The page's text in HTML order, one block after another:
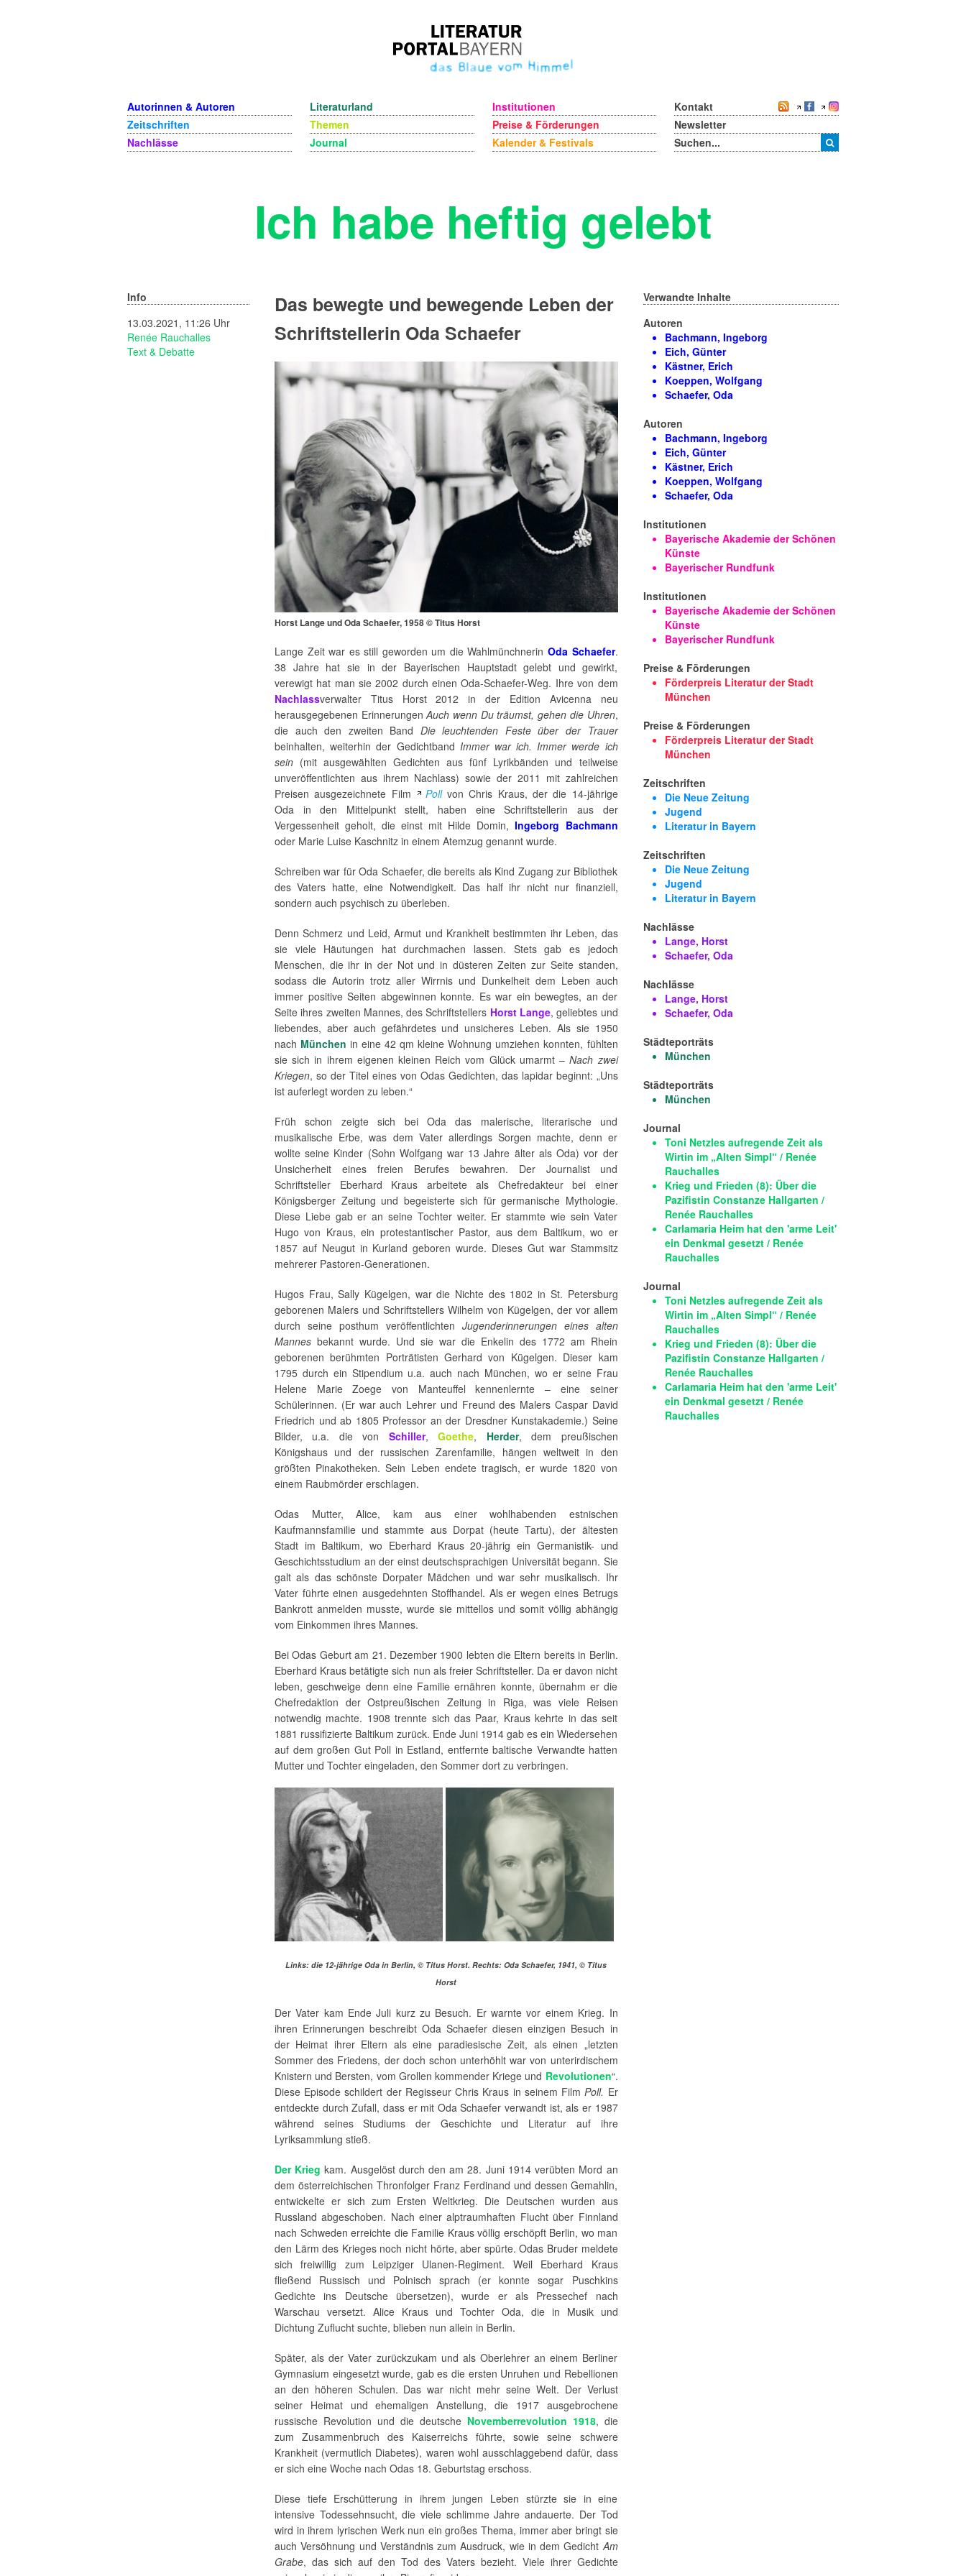
Autorinnen & Autoren
Zeitschriften
Nachlässe
Literaturland
Themen
Journal
Institutionen
Preise & Förderungen
Kalender & Festivals
Kontakt
Newsletter
Ich habe heftig gelebt
Info
13.03.2021, 11:26 Uhr
Renée Rauchalles
Text & Debatte
Das bewegte und bewegende Leben der
Schriftstellerin Oda Schaefer
Horst Lange und Oda Schaefer, 1958 © Titus Horst
Lange Zeit war es still geworden um die Wahlmünchnerin Oda Schaefer.
38 Jahre hat sie in der Bayerischen Hauptstadt gelebt und gewirkt,
verewigt hat man sie 2002 durch einen Oda-Schaefer-Weg. Ihre von dem
Nachlassverwalter Titus Horst 2012 in der Edition Avicenna neu
herausgegebenen ErinnerungenAuch wenn Du träumst, gehen die Uhren,
die auch den zweiten Band Die leuchtenden Feste über der Trauer
beinhalten, weiterhin der Gedichtband Immer war ich. Immer werde ich
sein (mit ausgewählten Gedichten aus fünf Lyrikbänden und teilweise
unveröffentlichten aus ihrem Nachlass) sowie der 2011 mit zahlreichen
Preisen ausgezeichnete Film
Poll von Chris Kraus, der die 14-jährige
Oda in den Mittelpunkt stellt, haben eine Schriftstellerin aus der
Vergessenheit geholt, die einst mit Hilde Domin,Ingeborg Bachmann
oder Marie Luise Kaschnitz in einem Atemzug genannt wurde.
Schreiben war für Oda Schaefer, die bereits als Kind Zugang zur Bibliothek
des Vaters hatte, eine Notwendigkeit. Das half ihr nicht nur finanziell,
sondern auch psychisch zu überleben.
Denn Schmerz und Leid, Armut und Krankheit bestimmten ihr Leben, das
sie viele Häutungen hat durchmachen lassen. Stets gab es jedoch
Menschen, die ihr in der Not und in düsteren Zeiten zur Seite standen,
sodass die Autorin trotz aller Wirrnis und Dunkelheit dem Leben auch
immer positive Seiten abgewinnen konnte. Es war ein bewegtes, an der
Seite ihres zweiten Mannes, des Schriftstellers Horst Lange, geliebtes und
liebendes, aber auch gefährdetes und unsicheres Leben. Als sie 1950
nach Münchenin eine 42 qm kleine Wohnung umziehen konnten, fühlten
sie sich in ihrem eigenen kleinen Reich vom Glück umarmt –Nach zwei
Kriegen, so der Titel eines von Odas Gedichten, das lapidar beginnt: „Uns
ist auferlegt worden zu leben.“
Früh schon zeigte sich bei Oda das malerische, literarische und
musikalische Erbe, was dem Vater allerdings Sorgen machte, denn er
wollte seine Kinder (Sohn Wolfgang war 13 Jahre älter als Oda) vor der
Unsicherheit eines freien Berufes bewahren. Der Journalist und
Schriftsteller Eberhard Kraus arbeitete als Chefredakteur bei einer
Königsberger Zeitung und begeisterte sich für germanische Mythologie.
Diese Liebe gab er an seine Tochter weiter. Er stammte wie sein Vater
Hugo von Kraus, ein protestantischer Pastor, aus dem Baltikum, wo er
1857 auf Neugut in Kurland geboren wurde. Dieses Gut war Stammsitz
mehrerer Pastoren-Generationen.
Hugos Frau, Sally Kügelgen, war die Nichte des 1802 in St. Petersburg
geborenen Malers und Schriftstellers Wilhelm von Kügelgen, der vor allem
durch seine posthum veröffentlichten Jugenderinnerungen eines alten
Mannes bekannt wurde. Und sie war die Enkelin des 1772 am Rhein
geborenen berühmten Porträtisten Gerhard von Kügelgen. Dieser kam
1795 durch ein Stipendium u.a. auch nach München, wo er seine Frau
Helene Marie Zoege von Manteuffel kennenlernte – eine seiner
Schülerinnen. (Er war auch Lehrer und Freund des Malers Caspar David
Friedrich und ab 1805 Professor an der Dresdner Kunstakademie.) Seine
Bilder, u.a. die von Schiller,Goethe, Herder, dem preußischen
Königshaus und der russischen Zarenfamilie, hängen weltweit in den
größten Pinakotheken. Sein Leben endete tragisch, er wurde 1820 von
einem Raubmörder erschlagen.
Odas Mutter, Alice, kam aus einer wohlhabenden estnischen
Kaufmannsfamilie und stammte aus Dorpat (heute Tartu), der ältesten
Stadt im Baltikum, wo Eberhard Kraus 20-jährig ein Germanistik- und
Geschichtsstudium an der einst deutschsprachigen Universität begann. Sie
galt als das schönste Dorpater Mädchen und war sehr musikalisch. Ihr
Vater führte einen ausgedehnten Stoffhandel. Als er wegen eines Betrugs
Bankrott anmelden musste, wurde sie mittellos und somit völlig abhängig
vom Einkommen ihres Mannes.
Bei Odas Geburt am 21. Dezember 1900 lebten die Eltern bereits in Berlin.
Eberhard Kraus betätigte sich nun als freier Schriftsteller. Da er davon nicht
leben, geschweige denn eine Familie ernähren konnte, übernahm er die
Chefredaktion der Ostpreußischen Zeitung in Riga, was viele Reisen
notwendig machte. 1908 trennte sich das Paar, Kraus kehrte in das seit
1881 russifizierte Baltikum zurück. Ende Juni 1914 gab es ein Wiedersehen
auf dem großen Gut Poll in Estland, entfernte baltische Verwandte hatten
Mutter und Tochter eingeladen, den Sommer dort zu verbringen.
Links: die 12-jährige Oda in Berlin, © Titus Horst. Rechts: Oda Schaefer, 1941, © Titus
Horst
Der Vater kam Ende Juli kurz zu Besuch. Er warnte vor einem Krieg. In
ihren Erinnerungen beschreibt Oda Schaefer diesen einzigen Besuch in
der Heimat ihrer Eltern als eine paradiesische Zeit, als einen „letzten
Sommer des Friedens, der doch schon unterhöhlt war von unterirdischem
Knistern und Bersten, vom Grollen kommender Kriege und Revolutionen“.
Diese Episode schildert der Regisseur Chris Kraus in seinem FilmPoll. Er
entdeckte durch Zufall, dass er mit Oda Schaefer verwandt ist, als er 1987
während seines Studiums der Geschichte und Literatur auf ihre
Lyriksammlung stieß.
Der Krieg kam. Ausgelöst durch den am 28. Juni 1914 verübten Mord an
dem österreichischen Thronfolger Franz Ferdinand und dessen Gemahlin,
entwickelte er sich zum Ersten Weltkrieg. Die Deutschen wurden aus
Russland abgeschoben. Nach einer alptraumhaften Flucht über Finnland
nach Schweden erreichte die Familie Kraus völlig erschöpft Berlin, wo man
den Lärm des Krieges noch nicht hörte, aber spürte. Odas Bruder meldete
sich freiwillig zum Leipziger Ulanen-Regiment. Weil Eberhard Kraus
fließend Russisch und Polnisch sprach (er konnte sogar Puschkins
Gedichte ins Deutsche übersetzen), wurde er als Pressechef nach
Warschau versetzt. Alice Kraus und Tochter Oda, die in Musik und
Dichtung Zuflucht suchte, blieben nun allein in Berlin.
Später, als der Vater zurückzukam und als Oberlehrer an einem Berliner
Gymnasium eingesetzt wurde, gab es die ersten Unruhen und Rebellionen
an den höheren Schulen. Das war nicht mehr seine Welt. Der Verlust
seiner Heimat und ehemaligen Anstellung, die 1917 ausgebrochene
russische Revolution und die deutsche Novemberrevolution 1918, die
zum Zusammenbruch des Kaiserreichs führte, sowie seine schwere
Krankheit (vermutlich Diabetes), waren wohl ausschlaggebend dafür, dass
er sich eine Woche nach Odas 18. Geburtstag erschoss.
Diese tiefe Erschütterung in ihrem jungen Leben stürzte sie in eine
intensive Todessehnsucht, die viele schlimme Jahre andauerte. Der Tod
wird in ihrem lyrischen Werk nun ein großes Thema, immer aber bringt sie
auch Versöhnung und Verständnis zum Ausdruck, wie in dem GedichtAm
Grabe, das sich auf den Tod des Vaters bezieht. Viele ihrer Gedichte
Verwandte Inhalte
Autoren
Bachmann, Ingeborg
Eich, Günter
Kästner, Erich
Koeppen, Wolfgang
Schaefer, Oda
Autoren
Bachmann, Ingeborg
Eich, Günter
Kästner, Erich
Koeppen, Wolfgang
Schaefer, Oda
Institutionen
Bayerische Akademie der Schönen
Künste
Bayerischer Rundfunk
Institutionen
Bayerische Akademie der Schönen
Künste
Bayerischer Rundfunk
Preise & Förderungen
Förderpreis Literatur der Stadt
München
Preise & Förderungen
Förderpreis Literatur der Stadt
München
Zeitschriften
Die Neue Zeitung
Jugend
Literatur in Bayern
Zeitschriften
Die Neue Zeitung
Jugend
Literatur in Bayern
Nachlässe
Lange, Horst
Schaefer, Oda
Nachlässe
Lange, Horst
Schaefer, Oda
Städteporträts
München
Städteporträts
München
Journal
Toni Netzles aufregende Zeit als
Wirtin im „Alten Simpl“ / Renée
Rauchalles
Krieg und Frieden (8): Über die
Pazifistin Constanze Hallgarten /
Renée Rauchalles
Carlamaria Heim hat den 'arme Leit'
ein Denkmal gesetzt / Renée
Rauchalles
Journal
Toni Netzles aufregende Zeit als
Wirtin im „Alten Simpl“ / Renée
Rauchalles
Krieg und Frieden (8): Über die
Pazifistin Constanze Hallgarten /
Renée Rauchalles
Carlamaria Heim hat den 'arme Leit'
ein Denkmal gesetzt / Renée
Rauchalles